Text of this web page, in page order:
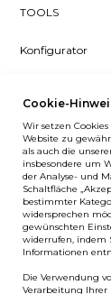
TOOLS
Konfigurator
Downloads
Log in
NEWSLETTER
Wenn Sie als
Newsletter!
Cookie-
Wir setzen
Website zu
als auch die
insbesondere um
der Analyse- und
Schaltfläche
bestimmter
widersprechen
gewünschten
widerrufen, indem
Informationen
Die Verwendung
Verarbeitung Ihrer